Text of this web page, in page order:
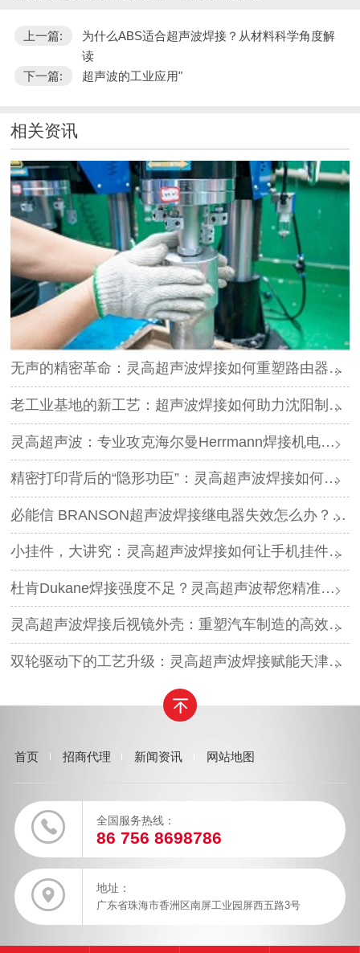
上一篇:
为什么ABS适合超声波焊接？从材料科学角度解
读
下一篇:
超声波的工业应用"
相关资讯
无声的精密革命：灵高超声波焊接如何重塑路由器外壳制造？
老工业基地的新工艺：超声波焊接如何助力沈阳制造转型？
灵高超声波：专业攻克海尔曼Herrmann焊接机电路板短路难题
精密打印背后的“隐形功臣”：灵高超声波焊接如何让喷墨头支架更可靠？
必能信 BRANSON超声波焊接继电器失效怎么办？灵高超声波“四步维修法”精准破局
小挂件，大讲究：灵高超声波焊接如何让手机挂件更“抗造”？
杜肯Dukane焊接强度不足？灵高超声波帮您精准破局
灵高超声波焊接后视镜外壳：重塑汽车制造的高效与美学
双轮驱动下的工艺升级：灵高超声波焊接赋能天津汽车与电子产业
首页 招商代理 新闻资讯 网站地图
全国服务热线：
86 756 8698786
地址：
广东省珠海市香洲区南屏工业园屏西五路3号